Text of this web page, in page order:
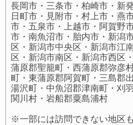
長岡市・三条市・柏崎市・新
日町市・見附市・村上市・燕
市・五泉市・上越市・阿賀野
市・南魚沼市・胎内市・新潟
区・新潟市中央区・新潟市江
区・新潟市南区・新潟市西区
蒲原郡聖籠町・西蒲原郡弥彦
町・東蒲原郡阿賀町・三島郡
湯沢町・中魚沼郡津南町・刈
関川村・岩船郡粟島浦村
※一部には訪問できない地区も